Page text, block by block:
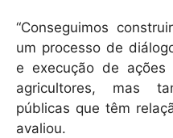
“Conseguimos
um processo de
e execução de
agricultores, mas
públicas que têm
avaliou.